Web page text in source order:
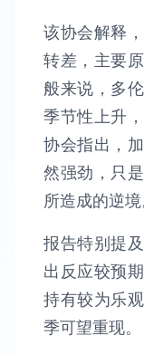
该协会解释
转差，主要
般来说，多
季节性上升
协会指出，
然强劲，只
所造成的逆境
报告特别提
出反应较预
持有较为乐
季可望重现。